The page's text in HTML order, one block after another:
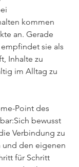
kommen
an. Gerade
sie als
Inhalte zu
im Alltag zu
Point des
bewusst
Verbindung zu
und den eigenen
für Schritt